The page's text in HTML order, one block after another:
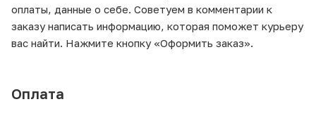
оплаты, данные о себе. Советуем в комментарии к
заказу написать информацию, которая поможет курьеру
вас найти. Нажмите кнопку «Оформить заказ».
Оплата